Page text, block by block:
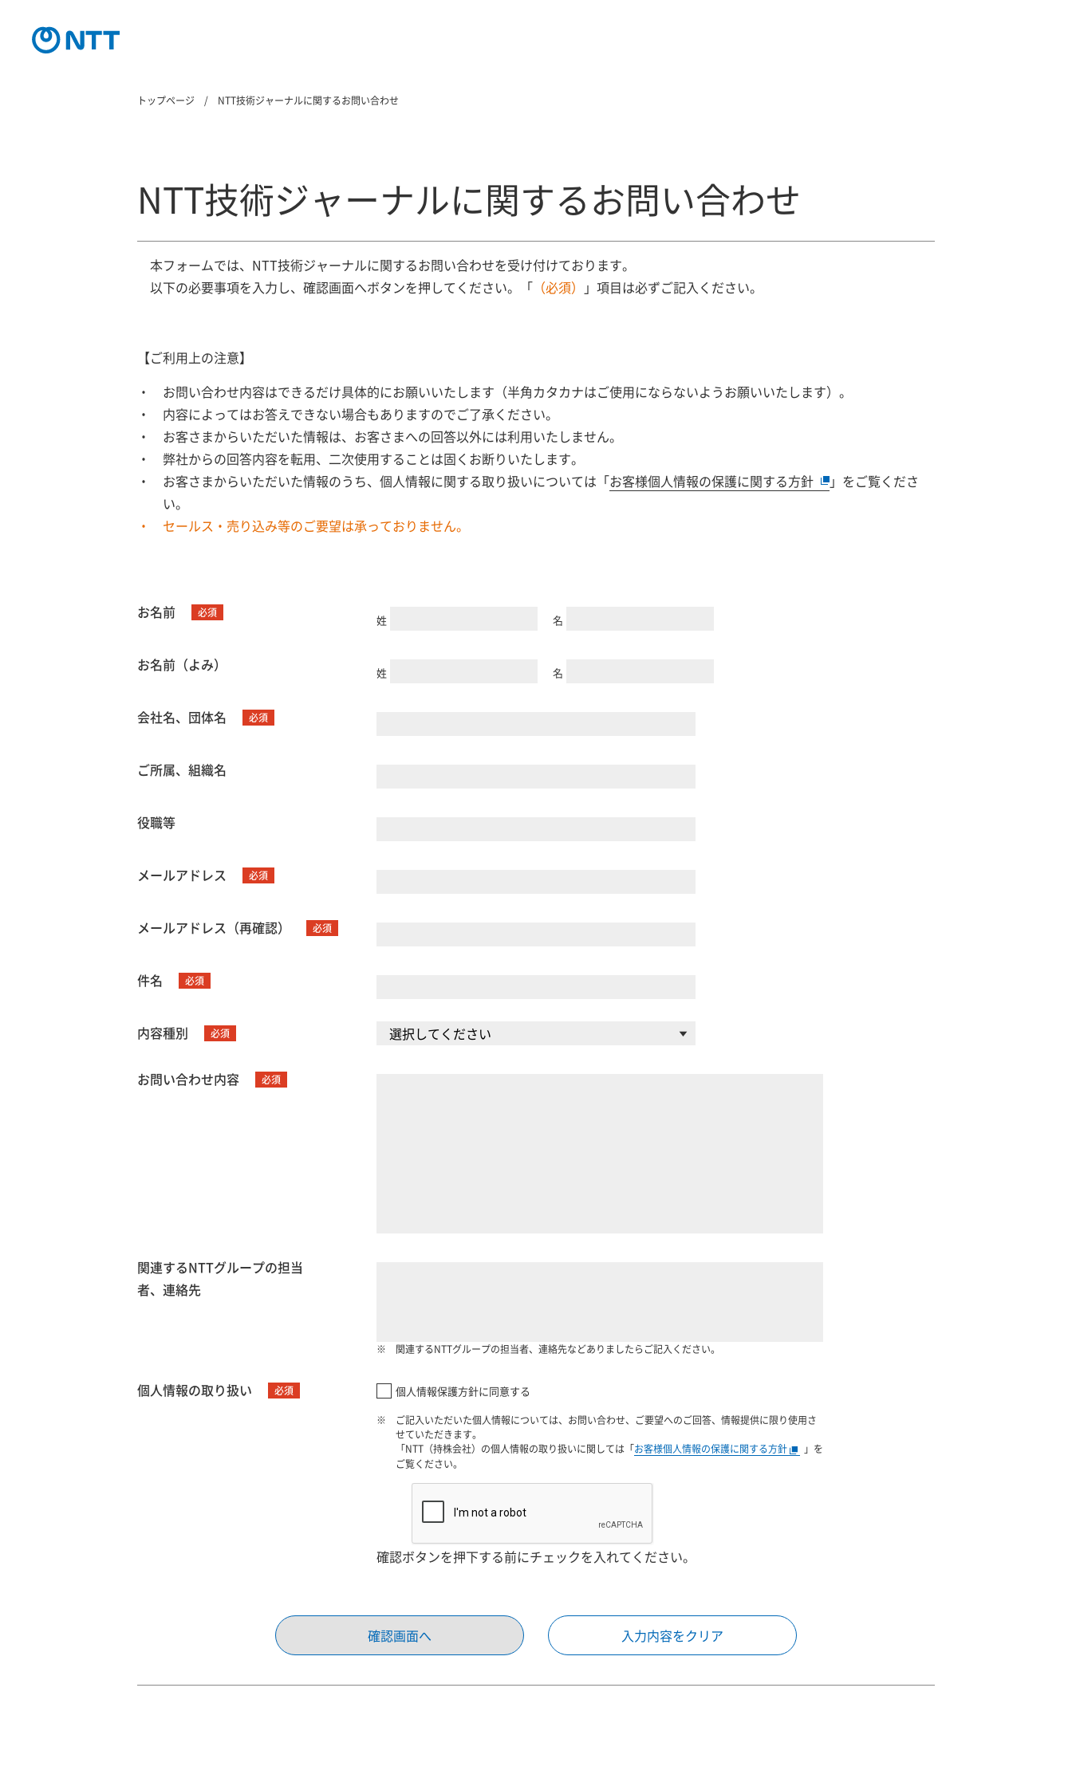
トップページ NTT技術ジャーナルに関するお問い合わせ
NTT技術ジャーナルに関するお問い合わせ
本フォームでは、NTT技術ジャーナルに関するお問い合わせを受け付けております。
以下の必要事項を入力し、確認画面へボタンを押してください。「 （必須） 」項目は必ずご記入ください。
【ご利用上の注意】
お問い合わせ内容はできるだけ具体的にお願いいたします（半角カタカナはご使用にならないようお願いいたします）。
内容によってはお答えできない場合もありますのでご了承ください。
お客さまからいただいた情報は、お客さまへの回答以外には利用いたしません。
弊社からの回答内容を転用、二次使用することは固くお断りいたします。
お客さまからいただいた情報のうち、個人情報に関する取り扱いについては「お客様個人情報の保護に関する方針
」をご覧くださ
い。
セールス・売り込み等のご要望は承っておりません。
お名前 必須
姓 名
お名前（よみ） 姓 名
会社名、団体名 必須
ご所属、組織名
役職等
メールアドレス 必須
メールアドレス（再確認） 必須
件名 必須
内容種別 必須
お問い合わせ内容 必須
関連するNTTグループの担当
者、連絡先
関連するNTTグループの担当者、連絡先などありましたらご記入ください。
個人情報の取り扱い 必須 個人情報保護方針に同意する​
ご記入いただいた個人情報については、お問い合わせ、ご要望へのご回答、情報提供に限り使用さ
せていただきます。
「NTT（持株会社）の個人情報の取り扱いに関しては「お客様個人情報の保護に関する方針
」を
ご覧ください。
確認ボタンを押下する前にチェックを入れてください。
確認画面へ 入力内容をクリア